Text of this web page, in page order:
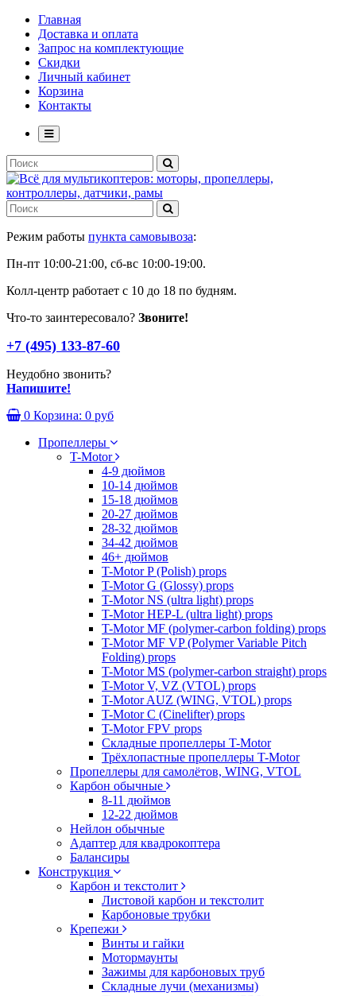
Главная
Доставка и оплата
Запрос на комплектующие
Скидки
Личный кабинет
Корзина
Контакты
Режим работы пункта самовывоза:
Пн-пт 10:00-21:00, сб-вс 10:00-19:00.
Колл-центр работает с 10 до 18 по будням.
Что-то заинтересовало? Звоните!
+7 (495) 133-87-60
Неудобно звонить?
Напишите!
0 Корзина: 0 руб
Пропеллеры
T-Motor
4-9 дюймов
10-14 дюймов
15-18 дюймов
20-27 дюймов
28-32 дюймов
34-42 дюймов
46+ дюймов
T-Motor P (Polish) props
T-Motor G (Glossy) props
T-Motor NS (ultra light) props
T-Motor HEP-L (ultra light) props
T-Motor MF (polymer-carbon folding) props
T-Motor MF VP (Polymer Variable Pitch
Folding) props
T-Motor MS (polymer-carbon straight) props
T-Motor V, VZ (VTOL) props
T-Motor AUZ (WING, VTOL) props
T-Motor C (Cinelifter) props
T-Motor FPV props
Складные пропеллеры T-Motor
Трёхлопастные пропеллеры T-Motor
Пропеллеры для самолётов, WING, VTOL
Карбон обычные
8-11 дюймов
12-22 дюймов
Нейлон обычные
Адаптер для квадрокоптера
Балансиры
Конструкция
Карбон и текстолит
Листовой карбон и текстолит
Карбоновые трубки
Крепежи
Винты и гайки
Мотормаунты
Зажимы для карбоновых труб
Складные лучи (механизмы)